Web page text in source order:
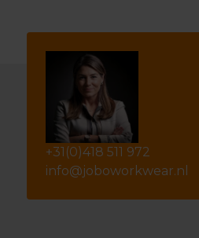
+31(0)418 511 972
info@joboworkwear.nl